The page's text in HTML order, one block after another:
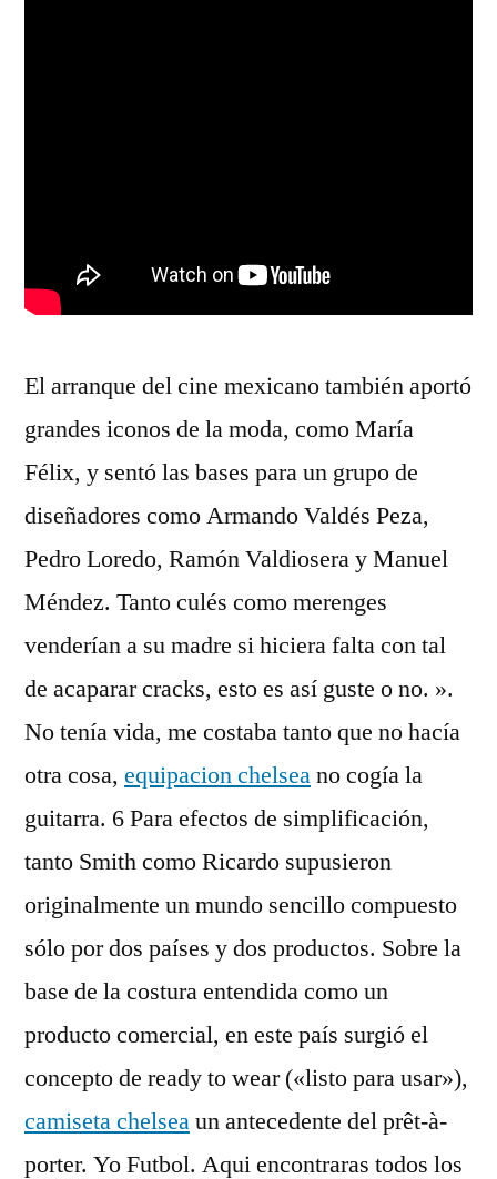
El arranque del cine mexicano también aportó
grandes iconos de la moda, como María
Félix, y sentó las bases para un grupo de
diseñadores como Armando Valdés Peza,
Pedro Loredo, Ramón Valdiosera y Manuel
Méndez. Tanto culés como merenges
venderían a su madre si hiciera falta con tal
de acaparar cracks, esto es así guste o no. ».
No tenía vida, me costaba tanto que no hacía
otra cosa, equipacion chelseano cogía la
guitarra. 6 Para efectos de simplificación,
tanto Smith como Ricardo supusieron
originalmente un mundo sencillo compuesto
sólo por dos países y dos productos. Sobre la
base de la costura entendida como un
producto comercial, en este país surgió el
concepto de ready to wear («listo para usar»),
camiseta chelseaun antecedente del prêt-à-
porter. Yo Futbol. Aqui encontraras todos los